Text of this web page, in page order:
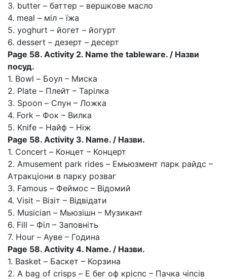
3. butter – баттер – вершкове масло
4. meal – міл – їжа
5. yoghurt – йогет – йогурт
6. dessert – дезерт – десерт
Page 58. Activity 2. Name the tableware. / Назви
посуд.
1. Bowl – Боул – Миска
2. Plate – Плейт – Тарілка
3. Spoon – Спун – Ложка
4. Fork – Фок – Вилка
5. Knife – Найф – Ніж
Page 58. Activity 3. Name. / Назви.
1. Concert – Концет – Концерт
2. Amusement park rides – Емьюзмент парк райдс –
Атракціони в парку розваг
3. Famous – Феймос – Відомий
4. Visit – Візіт – Відвідати
5. Musician – Мьюзішн – Музикант
6. Fill – Філ – Заповніть
7. Hour – Ауве – Година
Page 58. Activity 4. Name. / Назви.
1. Basket – Баскет – Корзина
2. A bag of crisps – Е бег оф кріспс – Пачка чіпсів